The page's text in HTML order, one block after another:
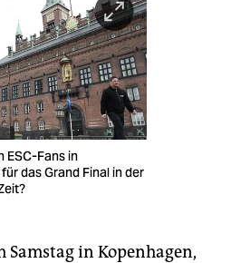
ESC-Fans in
das Grand Final in der
Samstag in Kopenhagen,